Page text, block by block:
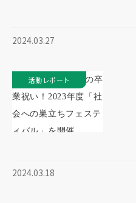
2024.03.27
2024.03.18
活動レポート